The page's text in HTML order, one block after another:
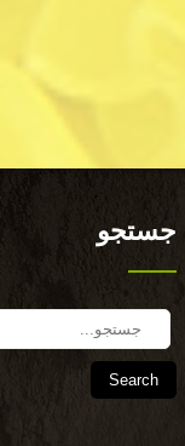
جستجو